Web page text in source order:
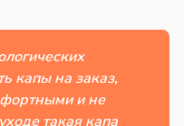
капы на заказ,
и не
такая капа